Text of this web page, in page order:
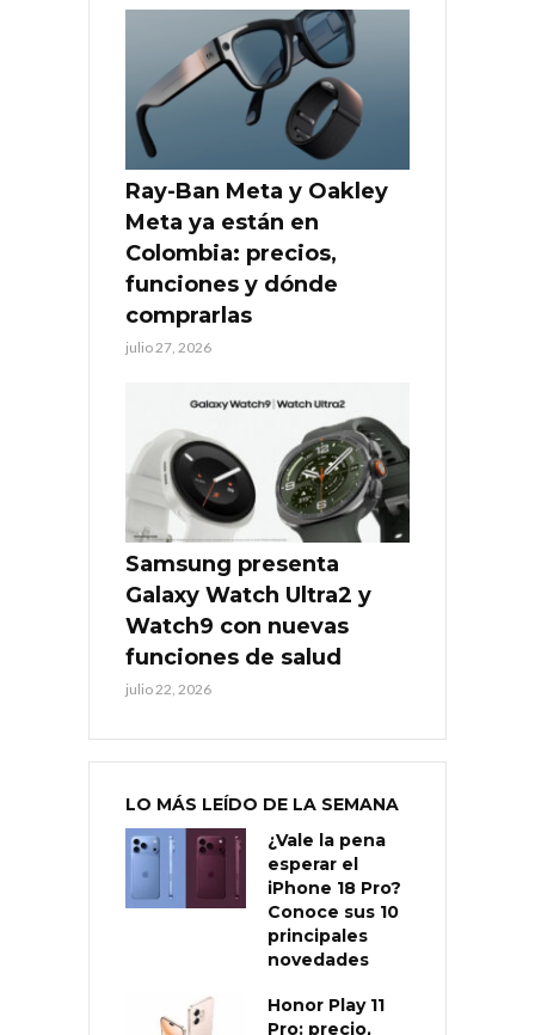
Ray-Ban Meta y Oakley
Meta ya están en
Colombia: precios,
funciones y dónde
comprarlas
julio 27, 2026
Samsung presenta
Galaxy Watch Ultra2 y
Watch9 con nuevas
funciones de salud
julio 22, 2026
LO MÁS LEÍDO DE LA SEMANA
¿Vale la pena
esperar el
iPhone 18 Pro?
Conoce sus 10
principales
novedades
Honor Play 11
Pro: precio,